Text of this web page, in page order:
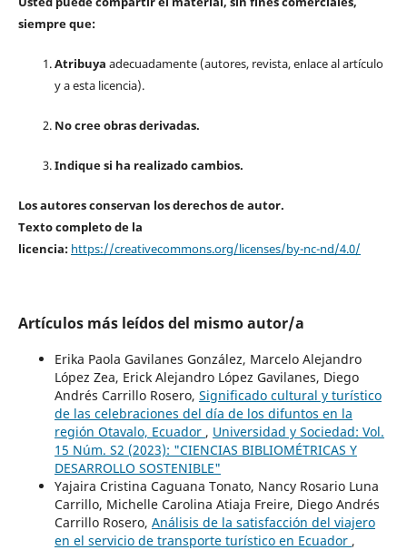
siempre que:
Atribuya adecuadamente (autores, revista, enlace al artículo
y a esta licencia).
No cree obras derivadas.
Indique si ha realizado cambios.
Los autores conservan los derechos de autor.
Texto completo de la
licencia: https://creativecommons.org/licenses/by-nc-nd/4.0/
Artículos más leídos del mismo autor/a
Erika Paola Gavilanes González, Marcelo Alejandro
López Zea, Erick Alejandro López Gavilanes, Diego
Andrés Carrillo Rosero, Significado cultural y turístico
de las celebraciones del día de los difuntos en la
región Otavalo, Ecuador , Universidad y Sociedad: Vol.
15 Núm. S2 (2023): "CIENCIAS BIBLIOMÉTRICAS Y
DESARROLLO SOSTENIBLE"
Yajaira Cristina Caguana Tonato, Nancy Rosario Luna
Carrillo, Michelle Carolina Atiaja Freire, Diego Andrés
Carrillo Rosero, Análisis de la satisfacción del viajero
en el servicio de transporte turístico en Ecuador ,